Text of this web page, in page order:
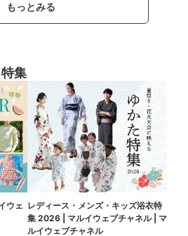
もっとみる
集
ウェ レディース・メンズ・キッズ浴衣特
集 2026 | マルイウェブチャネル | マ
ルイウェブチャネル